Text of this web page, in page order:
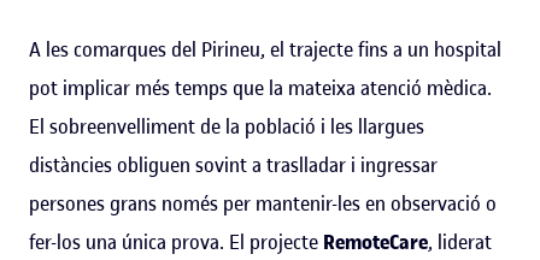
A les comarques del Pirineu, el trajecte fins a un hospital
pot implicar més temps que la mateixa atenció mèdica.
El sobreenvelliment de la població i les llargues
distàncies obliguen sovint a traslladar i ingressar
persones grans només per mantenir-les en observació o
fer-los una única prova. El projecte RemoteCare, liderat